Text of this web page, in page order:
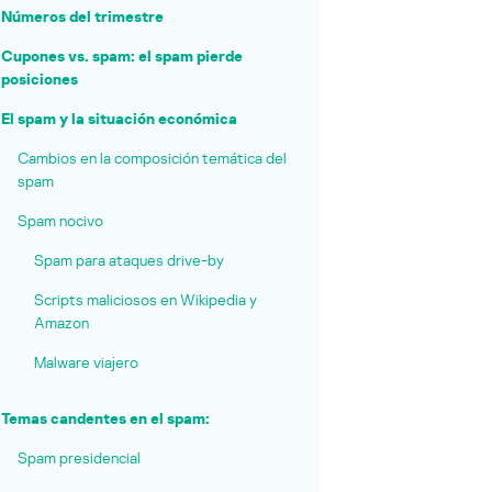
Números del trimestre
Cupones vs. spam: el spam pierde
posiciones
El spam y la situación económica
Cambios en la composición temática del
spam
Spam nocivo
Spam para ataques drive-by
Scripts maliciosos en Wikipedia y
Amazon
Malware viajero
Temas candentes en el spam:
Spam presidencial